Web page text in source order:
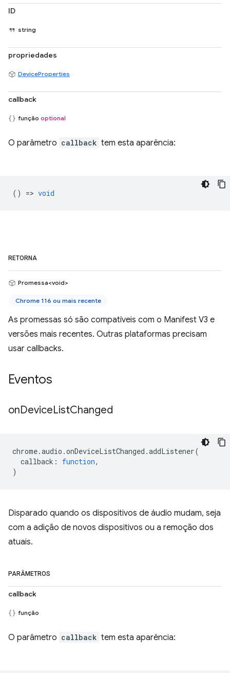
ID
string
propriedades
DeviceProperties
callback
função optional
O parâmetro callback tem esta aparência:
() => void
RETORNA
Promessa<void>
Chrome 116 ou mais recente
As promessas só são compatíveis com o Manifest V3 e
versões mais recentes. Outras plataformas precisam
usar callbacks.
Eventos
onDeviceListChanged
chrome.audio .onDeviceListChanged .addListener(
callback : function,
)
Disparado quando os dispositivos de áudio mudam, seja
com a adição de novos dispositivos ou a remoção dos
atuais.
PARÂMETROS
callback
função
O parâmetro callback tem esta aparência: